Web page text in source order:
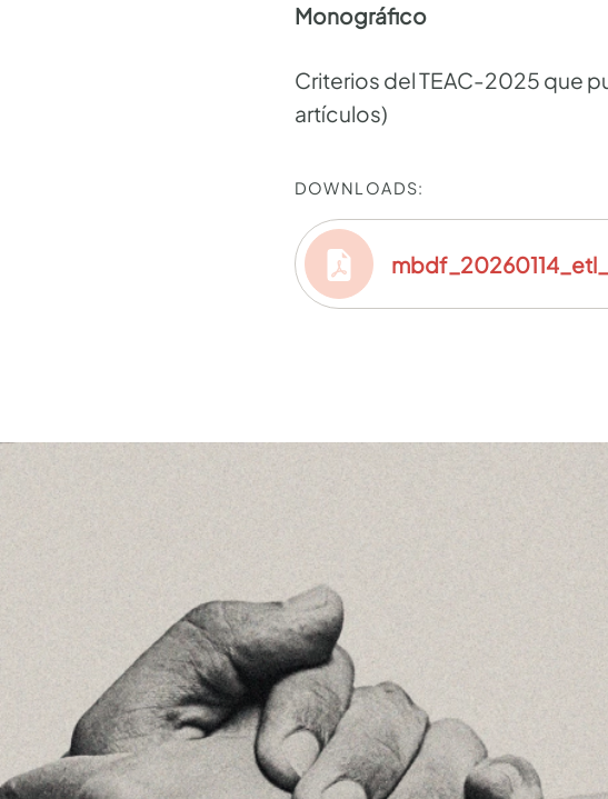
Monográfico
Criterios del TEAC-2025 que
artículos)
DOWNLOADS: